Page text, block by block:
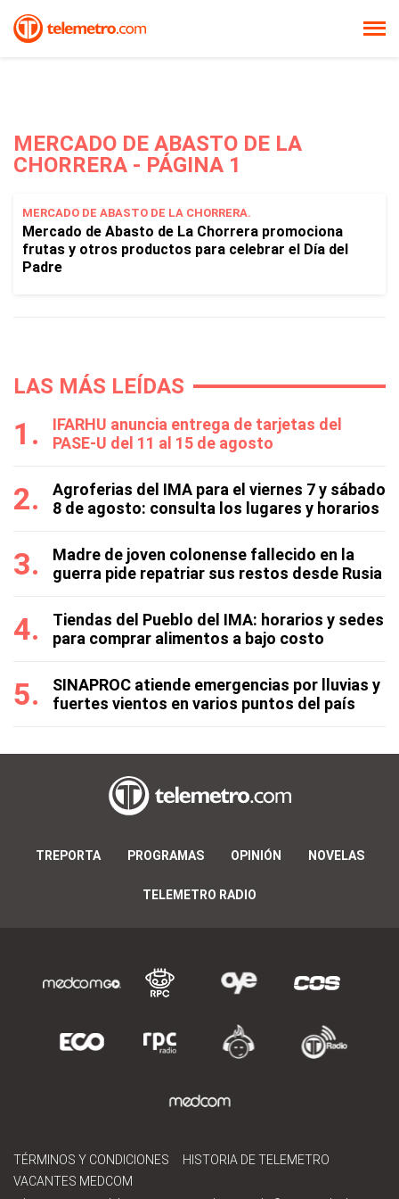
MERCADO DE ABASTO DE LA
CHORRERA - PÁGINA 1
MERCADO DE ABASTO DE LA CHORRERA.
Mercado de Abasto de La Chorrera promociona
frutas y otros productos para celebrar el Día del
Padre
LAS MÁS LEÍDAS
IFARHU anuncia entrega de tarjetas del
PASE-U del 11 al 15 de agosto
Agroferias del IMA para el viernes 7 y sábado
8 de agosto: consulta los lugares y horarios
Madre de joven colonense fallecido en la
guerra pide repatriar sus restos desde Rusia
Tiendas del Pueblo del IMA: horarios y sedes
para comprar alimentos a bajo costo
SINAPROC atiende emergencias por lluvias y
fuertes vientos en varios puntos del país
TREPORTA PROGRAMAS OPINIÓN NOVELAS
TELEMETRO RADIO
TÉRMINOS Y CONDICIONES
HISTORIA DE TELEMETRO
VACANTES MEDCOM